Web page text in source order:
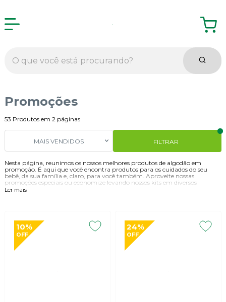
Promoções
53 Produtos em 2 páginas
FILTRAR
MAIS VENDIDOS
Nesta página, reunimos os nossos melhores produtos de algodão em
promoção. É aqui que você encontra produtos para os cuidados do seu
bebê, da sua família e, claro, para você também. Aproveite nossas
promoções especiais ou economize levando nossos kits em diversos
pacotes, ideais para a higiene do bebê, para os primeiros socorros da
Ler mais
10%
OFF
24%
OFF